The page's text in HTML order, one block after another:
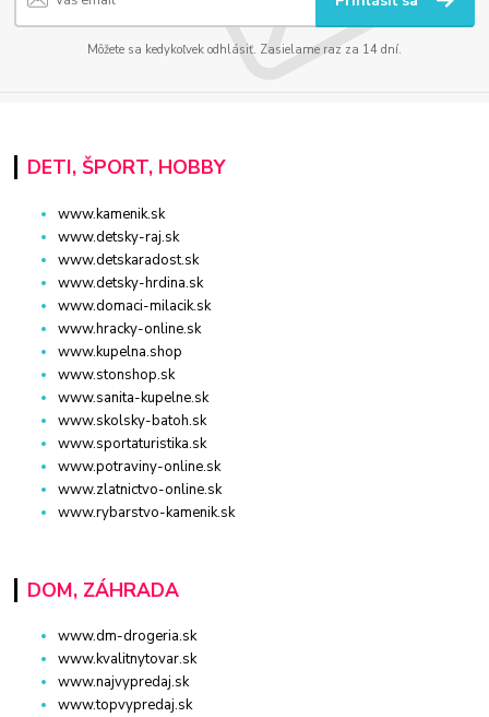
Môžete sa kedykoľvek odhlásiť. Zasielame raz za 14 dní.
DETI, ŠPORT, HOBBY
www.kamenik.sk
www.detsky-raj.sk
www.detskaradost.sk
www.detsky-hrdina.sk
www.domaci-milacik.sk
www.hracky-online.sk
www.kupelna.shop
www.stonshop.sk
www.sanita-kupelne.sk
www.skolsky-batoh.sk
www.sportaturistika.sk
www.potraviny-online.sk
www.zlatnictvo-online.sk
www.rybarstvo-kamenik.sk
DOM, ZÁHRADA
www.dm-drogeria.sk
www.kvalitnytovar.sk
www.najvypredaj.sk
www.topvypredaj.sk